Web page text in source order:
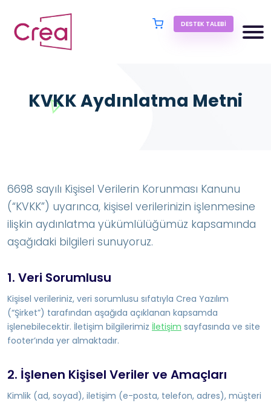
DESTEK TALEBI
KVKK Aydınlatma Metni
6698 sayılı Kişisel Verilerin Korunması Kanunu
(“KVKK”) uyarınca, kişisel verilerinizin işlenmesine
ilişkin aydınlatma yükümlülüğümüz kapsamında
aşağıdaki bilgileri sunuyoruz.
1. Veri Sorumlusu
Kişisel verileriniz, veri sorumlusu sıfatıyla Crea Yazılım
(“Şirket”) tarafından aşağıda açıklanan kapsamda
işlenebilecektir. İletişim bilgilerimiz İletişim sayfasında ve site
footer’ında yer almaktadır.
2. İşlenen Kişisel Veriler ve Amaçları
Kimlik (ad, soyad), iletişim (e-posta, telefon, adres), müşteri